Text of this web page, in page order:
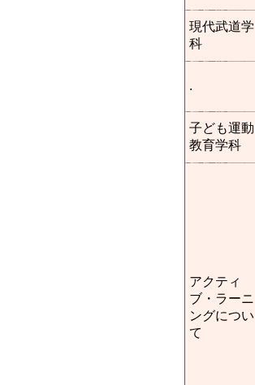
現代武道学
科
.
子ども運動
教育学科
アクティ
ブ・ラーニ
ングについ
て